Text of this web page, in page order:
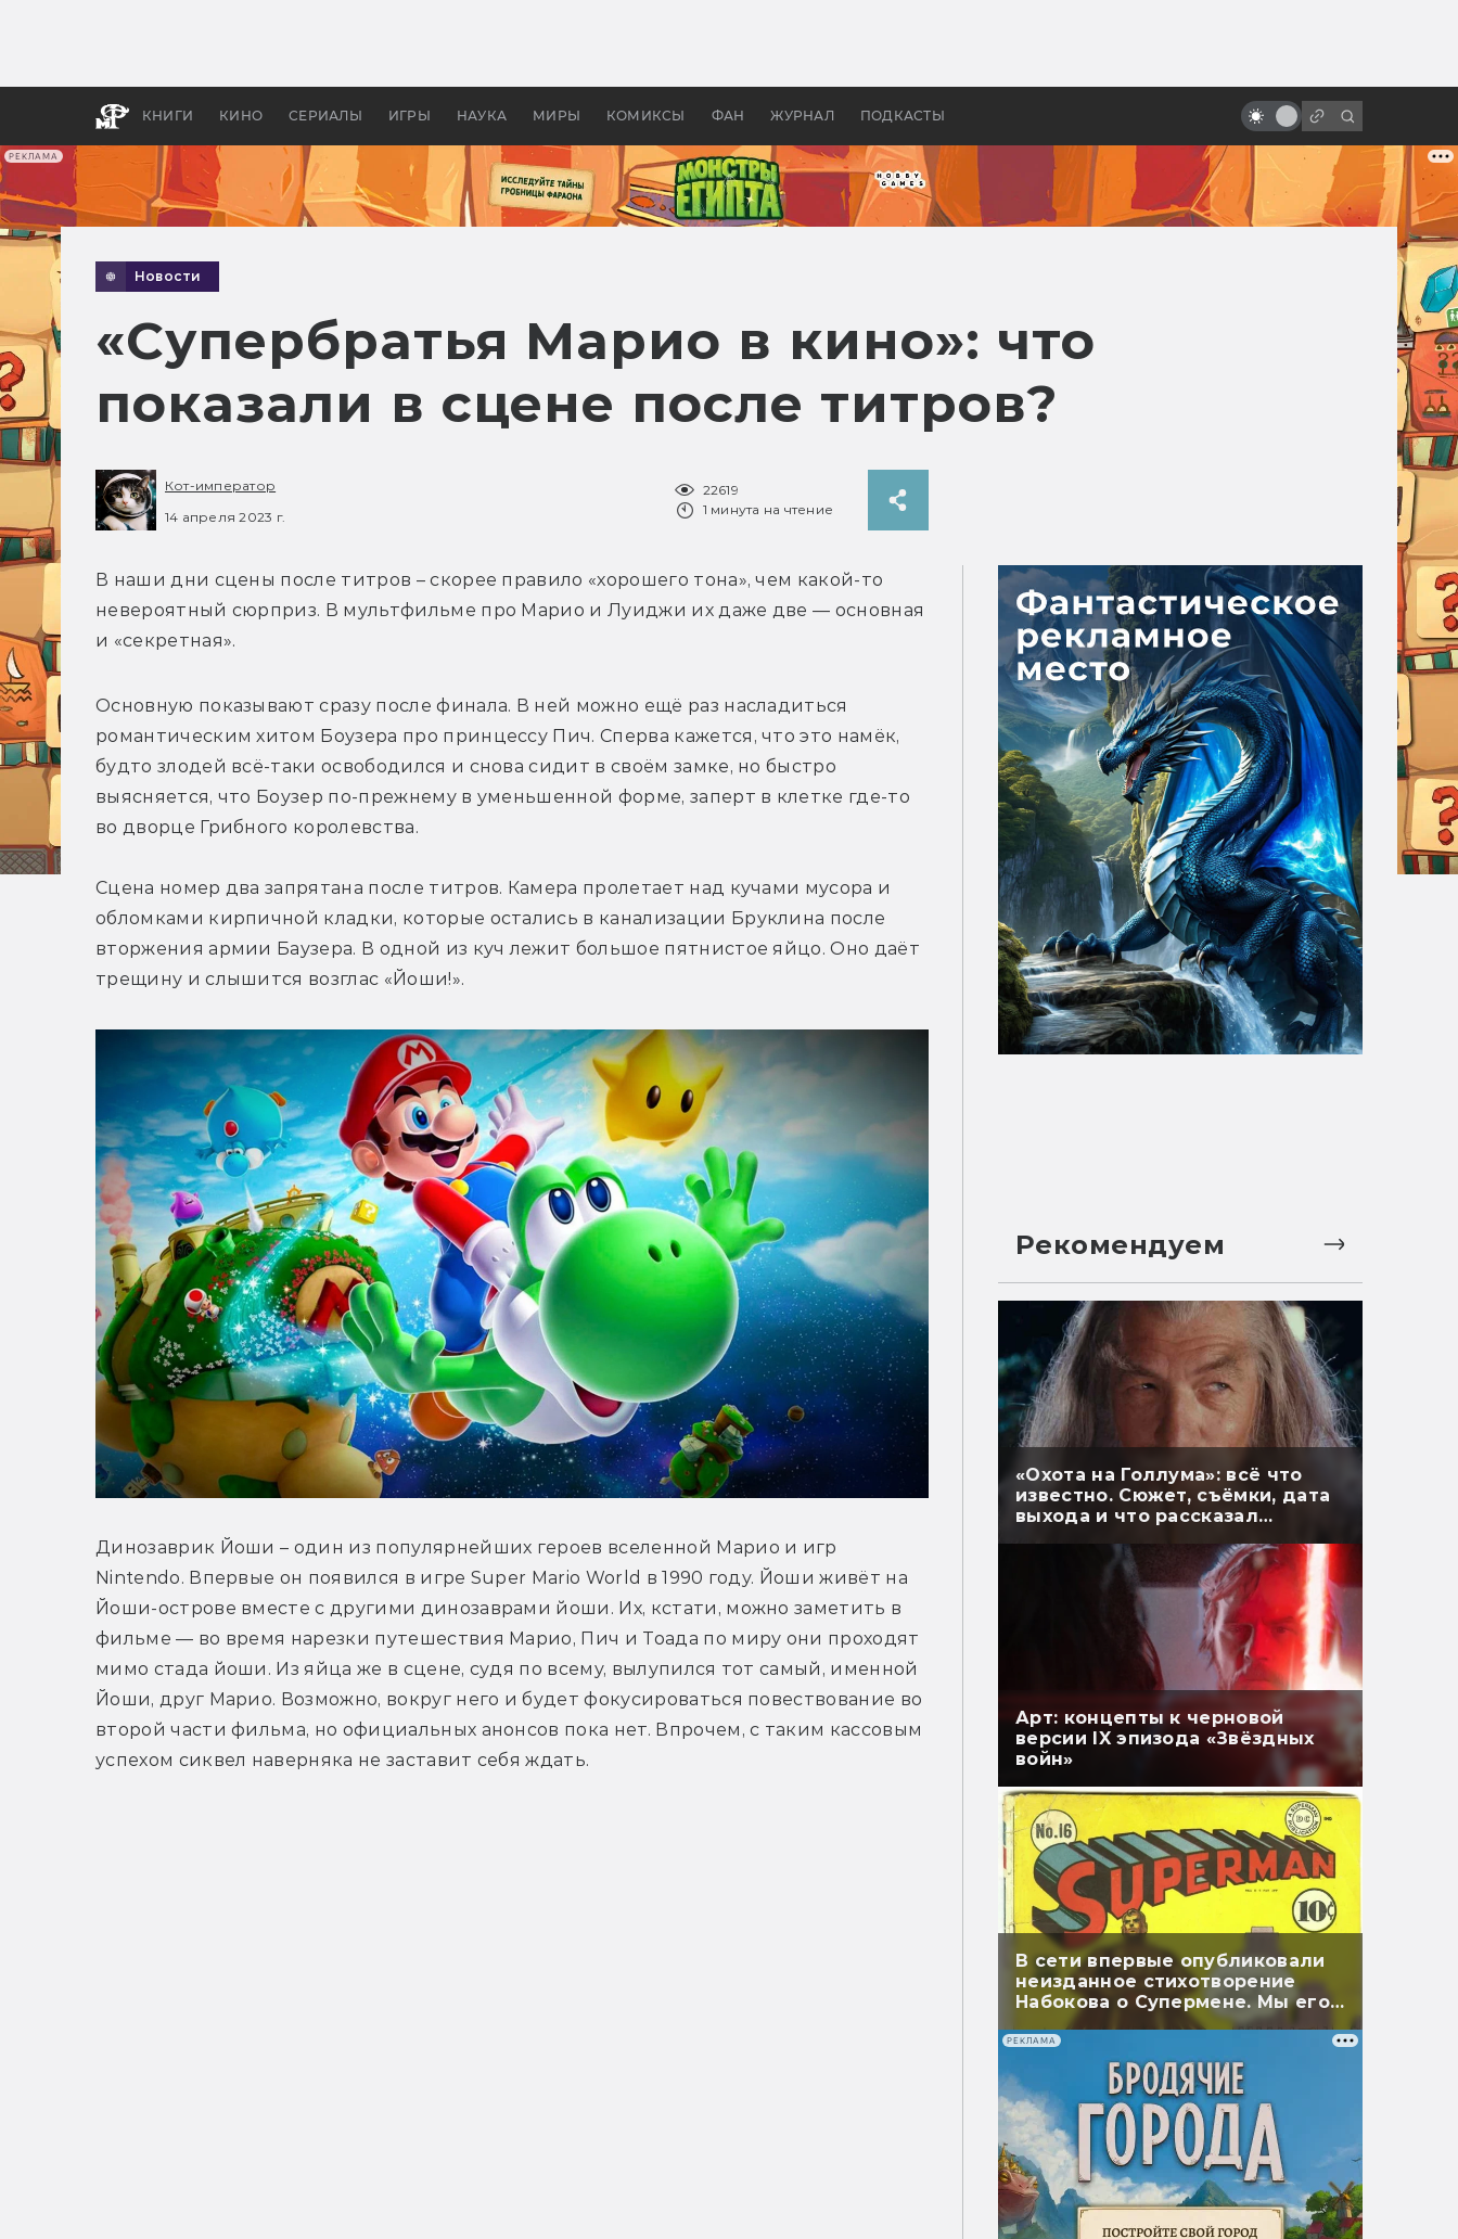
РЕКЛАМА
КНИГИ КИНО СЕРИАЛЫ ИГРЫ НАУКА МИРЫ КОМИКСЫ ФАН ЖУРНАЛ ПОДКАСТЫ
апокалипсис, в России —
бы «Властелина колец»
«Люди Икс»: всё о фильмах серии
Новости
«Супербратья Марио в кино»: что
показали в сцене после титров?
Кот-император
14 апреля 2023 г.
22619
1 минута на чтение
В наши дни сцены после титров – скорее правило «хорошего тона», чем какой-то
невероятный сюрприз. В мультфильме про Марио и Луиджи их даже две — основная
и «секретная».
Основную показывают сразу после финала. В ней можно ещё раз насладиться
романтическим хитом Боузера про принцессу Пич. Сперва кажется, что это намёк,
будто злодей всё-таки освободился и снова сидит в своём замке, но быстро
выясняется, что Боузер по-прежнему в уменьшенной форме, заперт в клетке где-то
во дворце Грибного королевства.
Сцена номер два запрятана после титров. Камера пролетает над кучами мусора и
обломками кирпичной кладки, которые остались в канализации Бруклина после
вторжения армии Баузера. В одной из куч лежит большое пятнистое яйцо. Оно даёт
трещину и слышится возглас «Йоши!».
Динозаврик Йоши – один из популярнейших героев вселенной Марио и игр
Nintendo. Впервые он появился в игре Super Mario World в 1990 году. Йоши живёт на
Йоши-острове вместе с другими динозаврами йоши. Их, кстати, можно заметить в
фильме — во время нарезки путешествия Марио, Пич и Тоада по миру они проходят
мимо стада йоши. Из яйца же в сцене, судя по всему, вылупился тот самый, именной
Йоши, друг Марио. Возможно, вокруг него и будет фокусироваться повествование во
второй части фильма, но официальных анонсов пока нет. Впрочем, с таким кассовым
успехом сиквел наверняка не заставит себя ждать.
Рекомендуем
«Охота на Голлума»: всё что
известно. Сюжет, съёмки, дата
выхода и что рассказал
Арт: концепты к черновой
версии IX эпизода «Звёздных
войн»
В сети впервые опубликовали
неизданное стихотворение
Набокова о Супермене. Мы его
перевели
РЕКЛАМА